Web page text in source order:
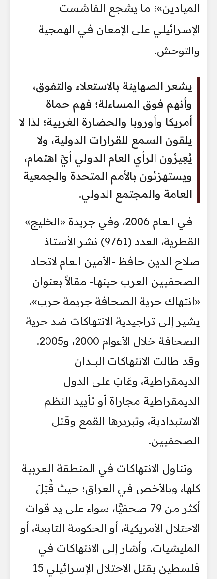
الميادين»؛ ما يشجع الفاشست
الإسرائيلي على الإمعان في الهمجية
والتوحش.
يشعر الصهاينة بالاستعلاء والتفوق،
وأنهم فوق المساءلة؛ فهم حماة
أمريكا وأوروبا والحضارة الغربية؛ لذا لا
يلقون السمع للقرارات الدولية، ولا
يُعِيرُون الرأي العام الدولي أيَّ اهتمام،
ويستهزئون بالأمم المتحدة والجمعية
العامة والمجتمع الدولي.
في العام 2006، وفي جريدة «الخليج»
القطرية، العدد (9761) نشر الأستاذ
صلاح الدين حافظ -الأمين العام لاتحاد
الصحفيين العرب حينها- مقالاً بعنوان
«انتهاك حرية الصحافة جريمة حرب»،
يشير إلى تراجيدية الانتهاكات ضد حرية
الصحافة خلال الأعوام 2000، و2005.
وقد طالت الانتهاكات البلدان
الديمقراطية، وعَابَ على الدول
الديمقراطية مجاراة أو تأييد النظم
الاستبدادية، وتبريرها القمع وقتل
الصحفيين.
وتناول الانتهاكات في المنطقة العربية
كلها، وبالأخص في العراق؛ حيث قُتِلَ
أكثر من 79 صحفيًّا، سواء على يد قوات
الاحتلال الأمريكية، أو الحكومة التابعة، أو
المليشيات. وأشار إلى الانتهاكات في
فلسطين بقتل الاحتلال الإسرائيلي 15